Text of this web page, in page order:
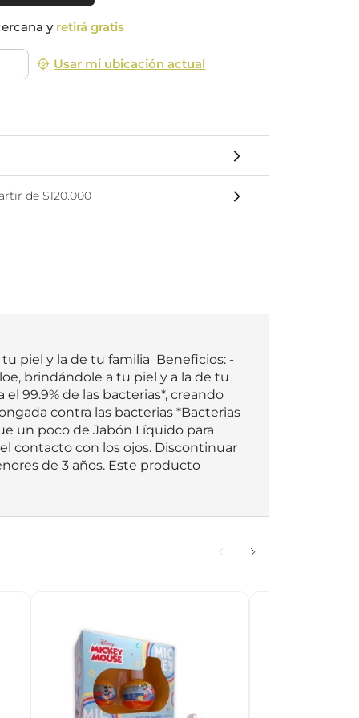
y retirá gratis
Usar mi ubicación actual
de $120.000
piel y la de tu familia  Beneficios: -
brindándole a tu piel y a la de tu
99.9% de las bacterias*, creando
contra las bacterias *Bacterias
un poco de Jabón Líquido para
contacto con los ojos. Discontinuar
de 3 años. Este producto